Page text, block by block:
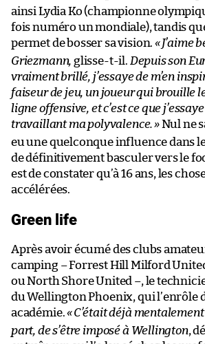
ainsi Lydia Ko (championne
fois numéro un mondiale), tandis
permet de bosser sa vision. «J’aime
Griezmann, glisse-t-il. Depuis son
vraiment brillé, j’essaye de m’en
faiseur de jeu, un joueur qui brouille
ligne offensive, et c’est ce que
travaillant ma polyvalence.»Nul ne
eu une quelconque influence dans
de définitivement basculer vers le
est de constater qu’à 16 ans, les
accélérées.
Green life
Après avoir écumé des clubs
camping – Forrest Hill Milford
ou North Shore United –, le
du Wellington Phoenix, qui l’enrôle
académie.«C’était déjà
part, de s’être imposé à Wellington,